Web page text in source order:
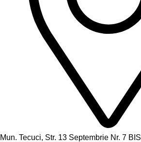
Mun. Tecuci, Str. 13 Septembrie Nr. 7 BIS